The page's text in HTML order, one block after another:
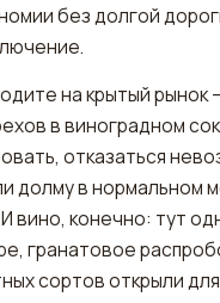
без долгой
на крытый рынок
в виноградном
отказаться
долму в нормальном
вино, конечно: тут
гранатовое
сортов открыли